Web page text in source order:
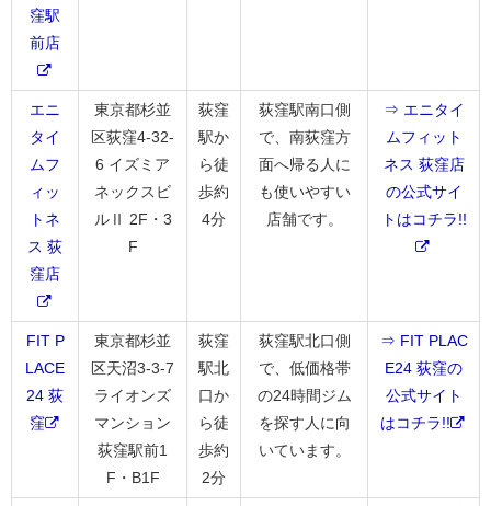
窪駅
前店
エニ
タイ
ムフ
ィッ
トネ
ス 荻
窪店
東京都杉並
区荻窪4-32-
6 イズミア
ネックスビ
ルⅡ 2F・3
F
荻窪
駅か
ら徒
歩約
4分
荻窪駅南口側
で、南荻窪方
面へ帰る人に
も使いやすい
店舗です。
⇒ エニタイ
ムフィット
ネス 荻窪店
の公式サイ
トはコチラ!!
FIT P
LACE
24 荻
窪
東京都杉並
区天沼3-3-7
ライオンズ
マンション
荻窪駅前1
F・B1F
荻窪
駅北
口か
ら徒
歩約
2分
荻窪駅北口側
で、低価格帯
の24時間ジム
を探す人に向
いています。
⇒ FIT PLAC
E24 荻窪の
公式サイト
はコチラ!!